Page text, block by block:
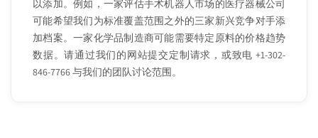
以添加。例如，一家评估手术机器人市场的医疗器械公司
可能希望我们为标准覆盖范围之外的三家新兴竞争对手添
加档案。一家化学品制造商可能需要特定原料的价格趋势
数据。请通过我们的网站提交定制请求，或致电 +1-302-
846-7766 与我们的团队讨论范围。